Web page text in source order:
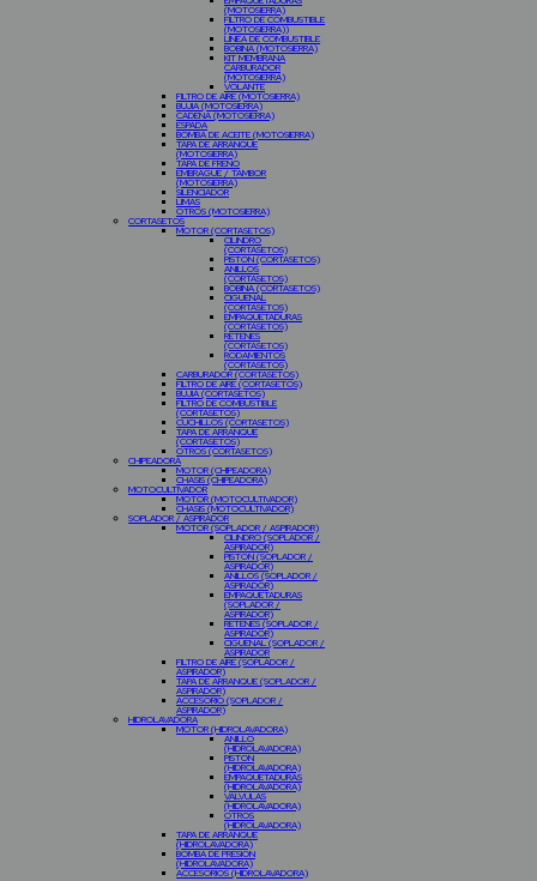
(MOTOSIERRA)
FILTRO DE COMBUSTIBLE
(MOTOSIERRA))
LINEA DE COMBUSTIBLE
BOBINA (MOTOSIERRA)
KIT MEMBRANA
CARBURADOR
(MOTOSIERRA)
VOLANTE
FILTRO DE AIRE (MOTOSIERRA)
BUJIA (MOTOSIERRA)
CADENA (MOTOSIERRA)
ESPADA
BOMBA DE ACEITE (MOTOSIERRA)
TAPA DE ARRANQUE
(MOTOSIERRA)
TAPA DE FRENO
EMBRAGUE / TAMBOR
(MOTOSIERRA)
SILENCIADOR
LIMAS
OTROS (MOTOSIERRA)
CORTASETOS
MOTOR (CORTASETOS)
CILINDRO
(CORTASETOS)
PISTON (CORTASETOS)
ANILLOS
(CORTASETOS)
BOBINA (CORTASETOS)
CIGUEÑAL
(CORTASETOS)
EMPAQUETADURAS
(CORTASETOS)
RETENES
(CORTASETOS)
RODAMIENTOS
(CORTASETOS)
CARBURADOR (CORTASETOS)
FILTRO DE AIRE (CORTASETOS)
BUJIA (CORTASETOS)
FILTRO DE COMBUSTIBLE
(CORTASETOS)
CUCHILLOS (CORTASETOS)
TAPA DE ARRANQUE
(CORTASETOS)
OTROS (CORTASETOS)
CHIPEADORA
MOTOR (CHIPEADORA)
CHASIS (CHIPEADORA)
MOTOCULTIVADOR
MOTOR (MOTOCULTIVADOR)
CHASIS (MOTOCULTIVADOR)
SOPLADOR / ASPIRADOR
MOTOR (SOPLADOR / ASPIRADOR)
CILINDRO (SOPLADOR /
ASPIRADOR)
PISTON (SOPLADOR /
ASPIRADOR)
ANILLOS (SOPLADOR /
ASPIRADOR)
EMPAQUETADURAS
(SOPLADOR /
ASPIRADOR)
RETENES (SOPLADOR /
ASPIRADOR)
CIGUEÑAL (SOPLADOR /
ASPIRADOR
FILTRO DE AIRE (SOPLADOR /
ASPIRADOR)
TAPA DE ARRANQUE (SOPLADOR /
ASPIRADOR)
ACCESORIO (SOPLADOR /
ASPIRADOR)
HIDROLAVADORA
MOTOR (HIDROLAVADORA)
ANILLO
(HIDROLAVADORA)
PISTON
(HIDROLAVADORA)
EMPAQUETADURAS
(HIDROLAVADORA)
VALVULAS
(HIDROLAVADORA)
OTROS
(HIDROLAVADORA)
TAPA DE ARRANQUE
(HIDROLAVADORA)
BOMBA DE PRESION
(HIDROLAVADORA)
ACCESORIOS (HIDROLAVADORA)